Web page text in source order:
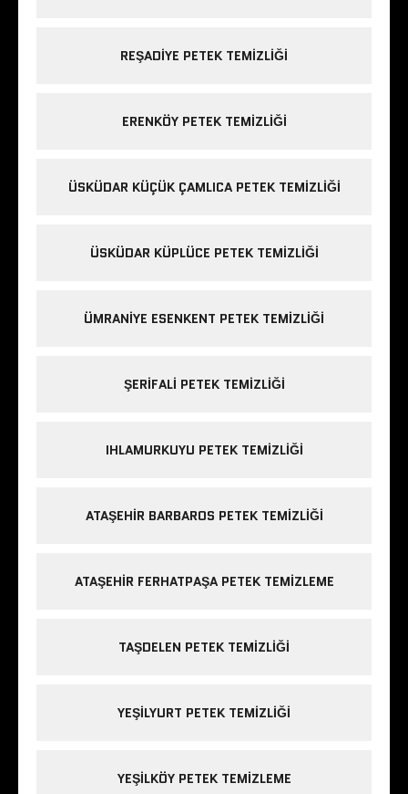
REŞADIYE PETEK TEMIZLIĞI
ERENKÖY PETEK TEMIZLIĞI
ÜSKÜDAR KÜÇÜK ÇAMLICA PETEK TEMIZLIĞI
ÜSKÜDAR KÜPLÜCE PETEK TEMIZLIĞI
ÜMRANIYE ESENKENT PETEK TEMIZLIĞI
ŞERIFALI PETEK TEMIZLIĞI
IHLAMURKUYU PETEK TEMIZLIĞI
ATAŞEHIR BARBAROS PETEK TEMIZLIĞI
ATAŞEHIR FERHATPAŞA PETEK TEMIZLEME
TAŞDELEN PETEK TEMIZLIĞI
YEŞILYURT PETEK TEMIZLIĞI
YEŞILKÖY PETEK TEMIZLEME